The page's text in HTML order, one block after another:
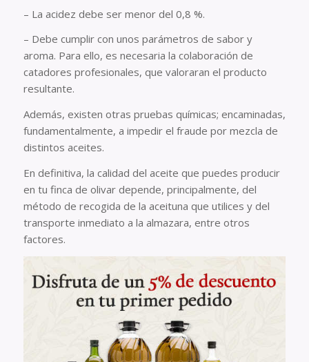
– La acidez debe ser menor del 0,8 %.
– Debe cumplir con unos parámetros de sabor y
aroma. Para ello, es necesaria la colaboración de
catadores profesionales, que valoraran el producto
resultante.
Además, existen otras pruebas químicas; encaminadas,
fundamentalmente, a impedir el fraude por mezcla de
distintos aceites.
En definitiva, la calidad del aceite que puedes producir
en tu finca de olivar depende, principalmente, del
método de recogida de la aceituna que utilices y del
transporte inmediato a la almazara, entre otros
factores.